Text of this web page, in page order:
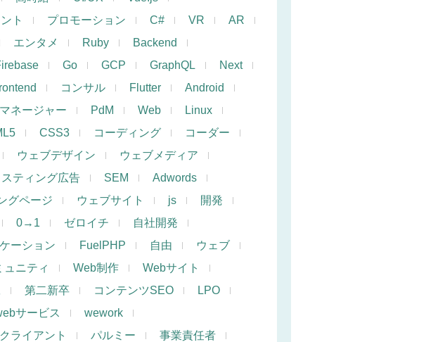
ト プロモーション C# VR
AR
エンタメ Ruby
Backend
Go GCP GraphQL
Next
コンサル Flutter
Android
ネージャー PdM Web
Linux
CSS3 コーディング
コーダー
ウェブデザイン
ウェブメディア
スティング広告 SEM
Adwords
グページ ウェブサイト js
開発
0→1 ゼロイチ
自社開発
ーション FuelPHP 自由
ウェブ
ュニティ Web制作
Webサイト
第二新卒 コンテンツSEO
LPO
サービス
wework
クライアント パルミー
事業責任者